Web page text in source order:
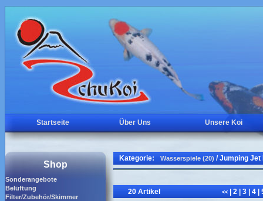
Startseite Über Uns Unsere Koi
Shop
Sonderangebote
Belüftung
Filter/Zubehör/Skimmer
Kategorie: Wasserspiele (20) / Jumping Jet
20 Artikel << 2 3 4